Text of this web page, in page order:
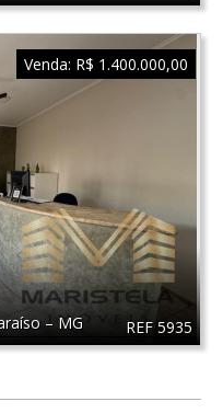
REF 5935
– MG
Venda: R$ 1.400.000,00